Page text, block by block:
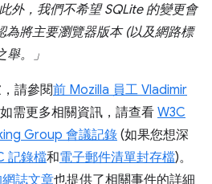
外，我們不希望 SQLite 的變更會
為將主要瀏覽器版本 (以及網路標
。」
請參閱前 Mozilla 員工 Vladimir
需更多相關資訊，請查看 W3C
Group 會議記錄 (如果您想深
記錄檔和電子郵件清單封存檔)。
誌文章也提供了相關事件的詳細